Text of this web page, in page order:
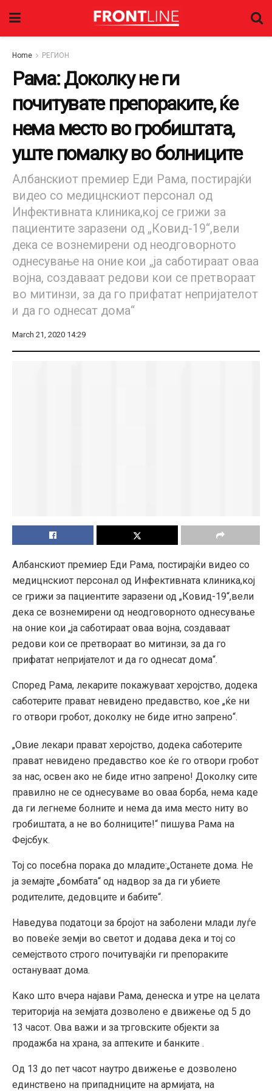
Home РЕГИОН
Рама: Доколку не ги
почитувате препораките, ќе
нема место во гробиштата,
уште помалку во болниците
Албанскиот премиер Еди Рама, постирајќи
видео со медицнскиот персонал од
Инфективната клиника,кој се грижи за
пациентите заразени од „Ковид-19“,вели
дека се вознемирени од неодговорното
однесување на оние кои „ја саботираат оваа
војна, создаваат редови кои се претвораат
во митинзи, за да го прифатат непријателот
и да го однесат дома“
March 21, 2020 14:29
Албанскиот премиер Еди Рама, постирајќи видео со
медицнскиот персонал од Инфективната клиника,кој
се грижи за пациентите заразени од „Ковид-19“,вели
дека се вознемирени од неодговорното однесување
на оние кои „ја саботираат оваа војна, создаваат
редови кои се претвораат во митинзи, за да го
прифатат непријателот и да го однесат дома“.
Според Рама, лекарите покажуваат херојство, додека
саботерите прават невидено предавство, кое „ќе ни
го отвори гробот, доколку не биде итно запрено“.
„Овие лекари прават херојство, додека саботерите
прават невидено предавство кое ќе го отвори гробот
за нас, освен ако не биде итно запрено! Доколку сите
правилно не се однесуваме во оваа борба, нема каде
да ги легнеме болните и нема да има место ниту во
гробиштата, а не во болниците!“ пишува Рама на
Фејсбук.
Тој со посебна порака до младите:„Останете дома. Не
ја земајте „бомбата“ од надвор за да ги убиете
родителите, дедовците и бабите“.
Наведува податоци за бројот на заболени млади луѓе
во повеќе земји во светот и додава дека и тој со
семејството строго почитувајќи ги препораките
остануваат дома.
Како што вчера најави Рама, денеска и утре на целата
територија на земјата дозволено е движење од 5 до
13 часот. Ова важи и за трговските објекти за
продажба на храна, за аптеките и банките .
Од 13 до пет часот наутро движење е дозволено
единствено на припадниците на армијата, на